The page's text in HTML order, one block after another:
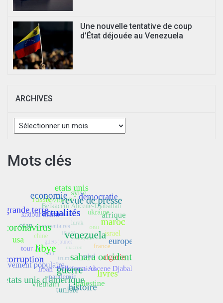
Une nouvelle tentative de coup
d’État déjouée au Venezuela
ARCHIVES
Archives
Mots clés